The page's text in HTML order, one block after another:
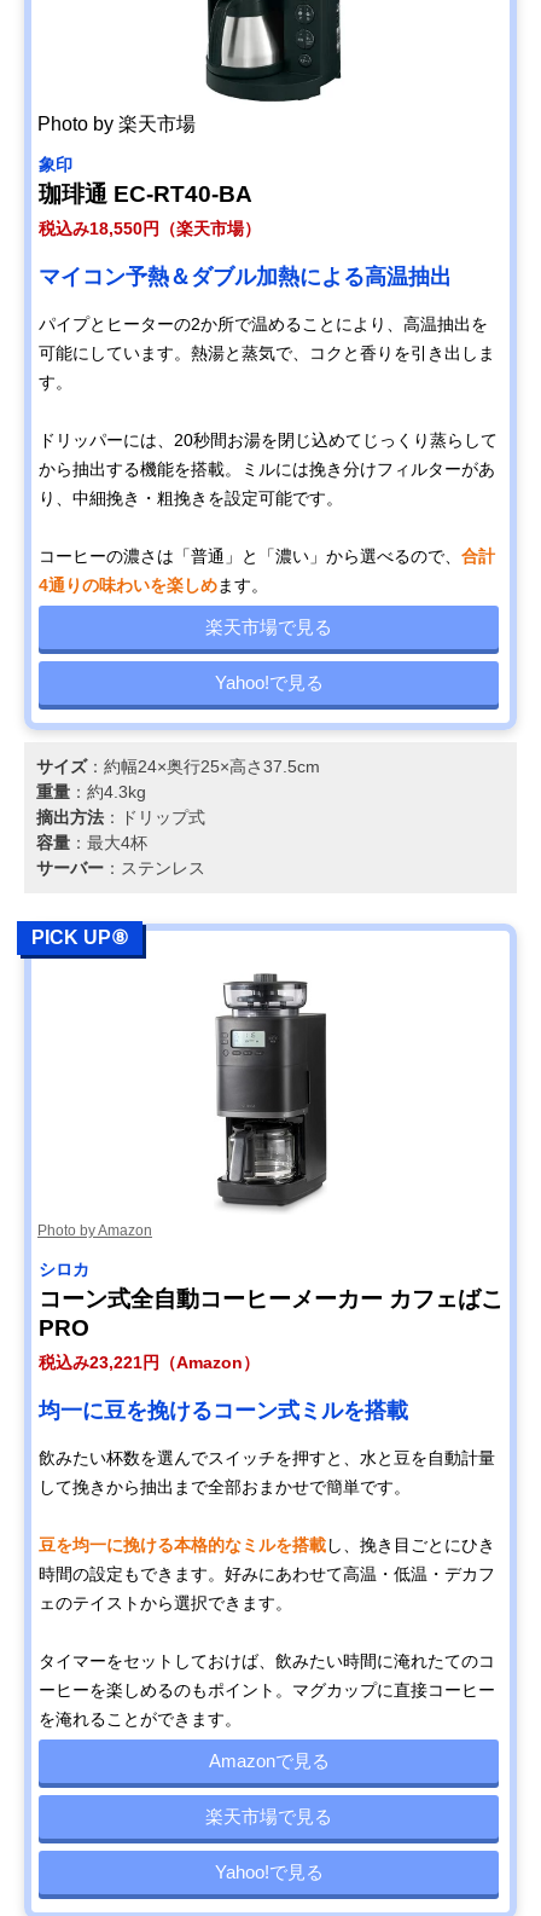
Photo by 楽天市場
象印
珈琲通 EC-RT40-BA
税込み18,550円（楽天市場）
マイコン予熱＆ダブル加熱による高温抽出
パイプとヒーターの2か所で温めることにより、高温抽出を
可能にしています。熱湯と蒸気で、コクと香りを引き出しま
す。
ドリッパーには、20秒間お湯を閉じ込めてじっくり蒸らして
から抽出する機能を搭載。ミルには挽き分けフィルターがあ
り、中細挽き・粗挽きを設定可能です。
コーヒーの濃さは「普通」と「濃い」から選べるので、 合計
4通りの味わいを楽しめます。
楽天市場で見る
Yahoo!で見る
サイズ：約幅24×奥行25×高さ37.5cm
重量 ：約4.3kg
摘出方法 ：ドリップ式
容量 ：最大4杯
サーバー ：ステンレス
PICK UP⑧
Photo by Amazon
シロカ
コーン式全自動コーヒーメーカー カフェばこ
PRO
税込み23,221円（Amazon）
均一に豆を挽けるコーン式ミルを搭載
飲みたい杯数を選んでスイッチを押すと、水と豆を自動計量
して挽きから抽出まで全部おまかせで簡単です。
豆を均一に挽ける本格的なミルを搭載し、挽き目ごとにひき
時間の設定もできます。好みにあわせて高温・低温・デカフ
ェのテイストから選択できます。
タイマーをセットしておけば、飲みたい時間に淹れたてのコ
ーヒーを楽しめるのもポイント。マグカップに直接コーヒー
を淹れることができます。
Amazonで見る
楽天市場で見る
Yahoo!で見る